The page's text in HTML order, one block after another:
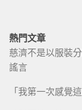
熱門文章
慈濟不是以服裝
謠言
「我第一次感覺